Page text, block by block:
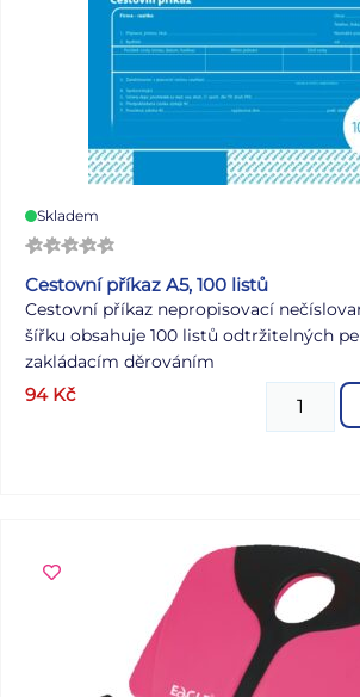
Skladem
Cestovní příkaz A5, 100 listů
Cestovní příkaz nepropisovací
šířku obsahuje 100 listů odtržitelných
zakládacím děrováním
94 Kč